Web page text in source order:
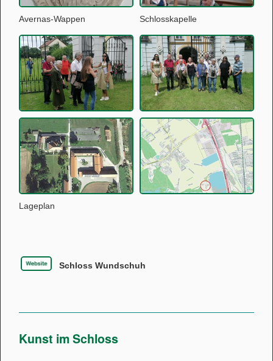
Avernas-Wappen Schlosskapelle
Lageplan
Schloss Wundschuh
Kunst im Schloss